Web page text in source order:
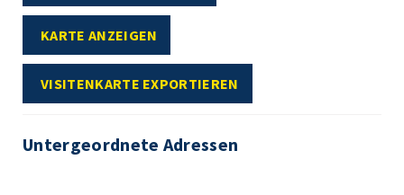
KARTE ANZEIGEN
VISITENKARTE EXPORTIEREN
Untergeordnete Adressen